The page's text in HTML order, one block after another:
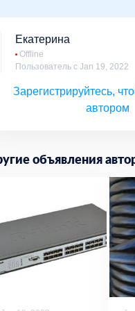
Екатерина
Offline
Пользователь с Jan 19, 2022
Зарегистрируйтесь,
автором
объявления